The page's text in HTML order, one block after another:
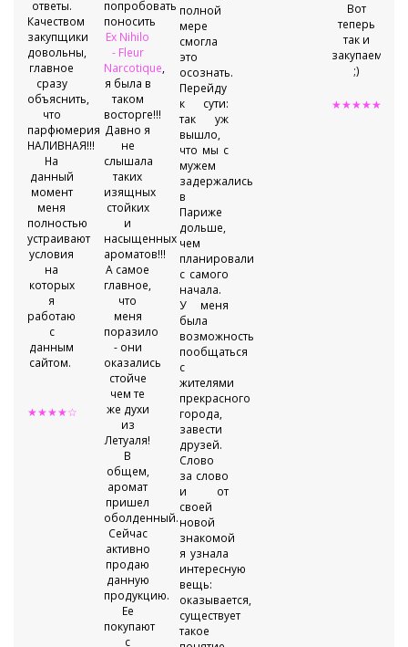
ответы.
Качеством
закупщики
довольны,
главное
сразу
объяснить,
что
парфюмерия
НАЛИВНАЯ!!!
На
данный
момент
меня
полностью
устраивают
условия
на
которых
я
работаю
с
данным
сайтом.
★★★★☆
попробовать
поносить
Ex Nihilo
- Fleur
Narcotique,
я была в
таком
восторге!!!
Давно я
не
слышала
таких
изящных
стойких
и
насыщенных
ароматов!!!
А самое
главное,
что
меня
поразило
- они
оказались
стойче
чем те
же духи
из
Летуаля!
В
общем,
аромат
пришел
оболденный.
Сейчас
активно
продаю
данную
продукцию.
Ее
покупают
с
полной
мере
смогла
это
осознать.
Перейду
к сути:
так уж
вышло,
что мы с
мужем
задержались
в
Париже
дольше,
чем
планировали
с самого
начала.
У меня
была
возможность
пообщаться
с
жителями
прекрасного
города,
завести
друзей.
Слово
за слово
и от
своей
новой
знакомой
я узнала
интересную
вещь:
оказывается,
существует
такое
Вот
теперь
так и
закупаемся
;)
★★★★★